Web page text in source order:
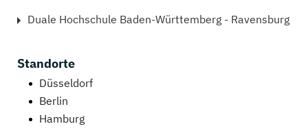
Duale Hochschule Baden-Württemberg - Ravensburg
Standorte
Düsseldorf
Berlin
Hamburg